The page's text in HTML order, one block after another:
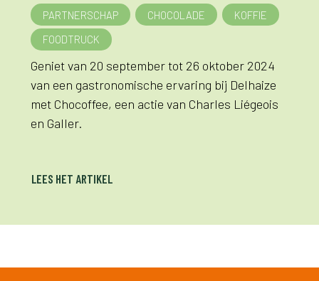
PARTNERSCHAP CHOCOLADE
KOFFIE
FOODTRUCK
Geniet van 20 september tot 26 oktober 2024
van een gastronomische ervaring bij Delhaize
met Chocoffee, een actie van Charles Liégeois
en Galler.
LEES HET ARTIKEL